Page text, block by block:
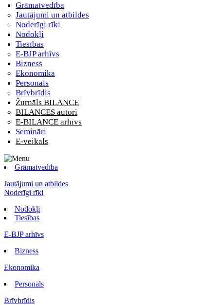
Grāmatvedība
Jautājumi un atbildes
Noderīgi rīki
Nodokļi
Tiesības
E-BJP arhīvs
Bizness
Ekonomika
Personāls
Brīvbrīdis
Žurnāls BILANCE
BILANCES autori
E-BILANCE arhīvs
Semināri
E-veikals
Grāmatvedība
Jautājumi un atbildes
Noderīgi rīki
Nodokļi
Tiesības
E-BJP arhīvs
Bizness
Ekonomika
Personāls
Brīvbrīdis